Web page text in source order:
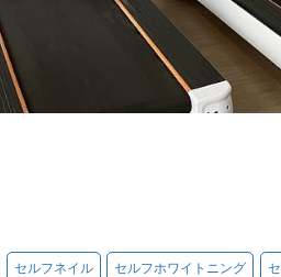
セルフネイル セルフホワイトニング